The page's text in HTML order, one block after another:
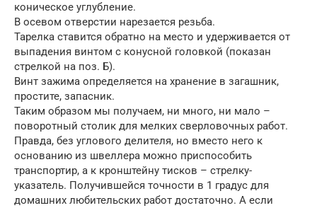
коническое углубление.
В осевом отверстии нарезается резьба.
Тарелка ставится обратно на место и удерживается от
выпадения винтом с конусной головкой (показан
стрелкой на поз. Б).
Винт зажима определяется на хранение в загашник,
простите, запасник.
Таким образом мы получаем, ни много, ни мало –
поворотный столик для мелких сверловочных работ.
Правда, без углового делителя, но вместо него к
основанию из швеллера можно приспособить
транспортир, а к кронштейну тисков – стрелку-
указатель. Получившейся точности в 1 градус для
домашних любительских работ достаточно. А если